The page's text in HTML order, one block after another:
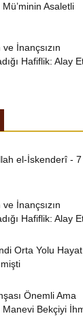
Asaletli
ve İnançsızın
Hafiflik: Alay
el-İskenderî - 7
ve İnançsızın
Hafiflik: Alay
Orta Yolu Hayat
Önemli Ama
Manevi Bekçiyi